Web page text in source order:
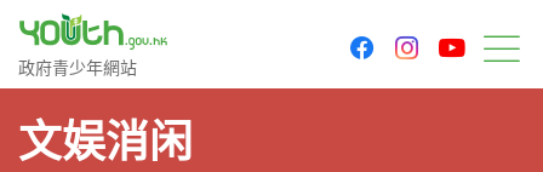
政府青少年网站
政府青少年網站
facebookinstagram
文娱消闲